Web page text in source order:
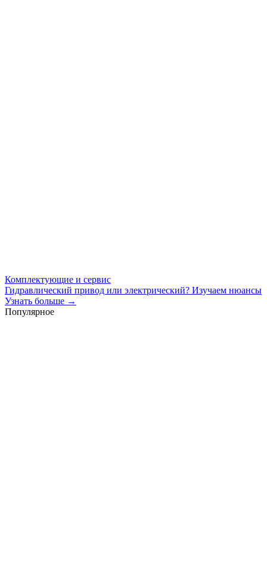
Комплектующие и сервис
Гидравлический привод или электрический? Изучаем нюансы
Узнать больше →
Популярное